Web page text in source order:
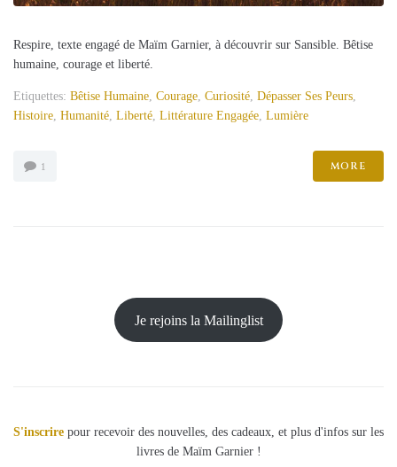
Respire, texte engagé de Maïm Garnier, à découvrir sur Sansible. Bêtise
humaine, courage et liberté.
Etiquettes: Bêtise Humaine, Courage, Curiosité, Dépasser Ses Peurs,
Histoire, Humanité, Liberté, Littérature Engagée, Lumière
1 MORE
Je rejoins la Mailinglist
S'inscrire pour recevoir des nouvelles, des cadeaux, et plus d'infos sur les
livres de Maïm Garnier !